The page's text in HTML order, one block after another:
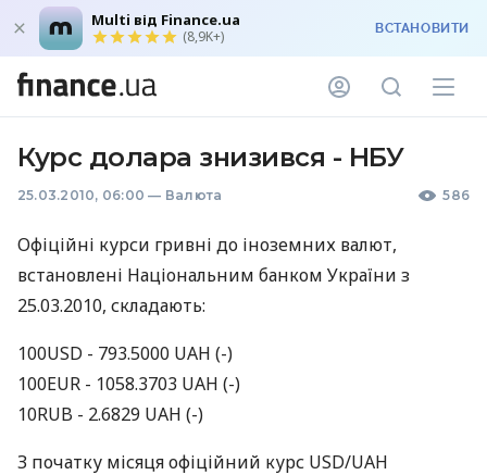
Multi від Finance.ua
(8,9K+) ВСТАНОВИТИ
Курс долара знизився - НБУ
25.03.2010, 06:00 — Валюта 586
Офіційні курси гривні до iноземних валют,
встановлені Національним банком України з
25.03.2010, складають:
100USD - 793.5000 UAH (-)
100EUR - 1058.3703 UAH (-)
10RUB - 2.6829 UAH (-)
З початку місяця офіційний курс USD/UAH